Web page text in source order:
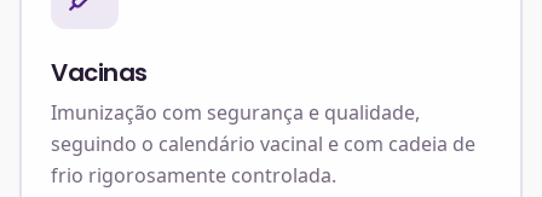
Vacinas
Imunização com segurança e qualidade,
seguindo o calendário vacinal e com cadeia de
frio rigorosamente controlada.